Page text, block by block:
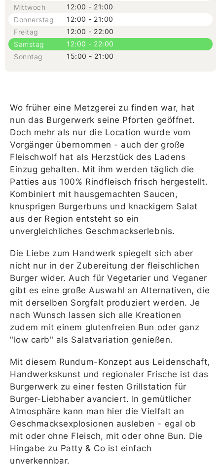
Mittwoch
12:00 - 21:00
Donnerstag
12:00 - 21:00
Freitag
12:00 - 22:00
Samstag
12:00 - 22:00
Sonntag
15:00 - 21:00
Wo früher eine Metzgerei zu finden war, hat
nun das Burgerwerk seine Pforten geöffnet.
Doch mehr als nur die Location wurde vom
Vorgänger übernommen - auch der große
Fleischwolf hat als Herzstück des Ladens
Einzug gehalten. Mit ihm werden täglich die
Patties aus 100% Rindfleisch frisch hergestellt.
Kombiniert mit hausgemachten Saucen,
knusprigen Burgerbuns und knackigem Salat
aus der Region entsteht so ein
unvergleichliches Geschmackserlebnis.
Die Liebe zum Handwerk spiegelt sich aber
nicht nur in der Zubereitung der fleischlichen
Burger wider. Auch für Vegetarier und Veganer
gibt es eine große Auswahl an Alternativen, die
mit derselben Sorgfalt produziert werden. Je
nach Wunsch lassen sich alle Kreationen
zudem mit einem glutenfreien Bun oder ganz
"low carb" als Salatvariation genießen.
Mit diesem Rundum-Konzept aus Leidenschaft,
Handwerkskunst und regionaler Frische ist das
Burgerwerk zu einer festen Grillstation für
Burger-Liebhaber avanciert. In gemütlicher
Atmosphäre kann man hier die Vielfalt an
Geschmacksexplosionen ausleben - egal ob
mit oder ohne Fleisch, mit oder ohne Bun. Die
Hingabe zu Patty & Co ist einfach
unverkennbar.